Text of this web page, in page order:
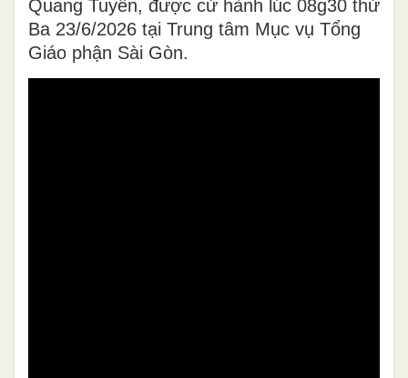
Quang Tuyến, được cử hành lúc 08g30 thứ
Ba 23/6/2026 tại Trung tâm Mục vụ Tổng
Giáo phận Sài Gòn.